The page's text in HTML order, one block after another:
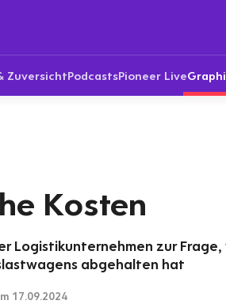
ZuversichtPodcastsPioneer Live
Kosten
Logistikunternehmen zur Frage,
abgehalten hat
17.09.2024